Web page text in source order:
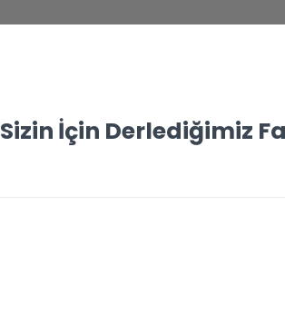
Sizin İçin Derlediğimiz